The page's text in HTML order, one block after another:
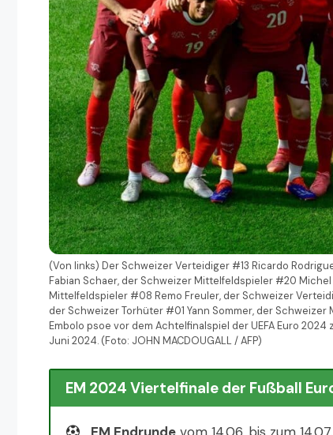
(Von links) Der Schweizer Verteidiger #13 Ricardo
Fabian Schaer, der Schweizer Mittelfeldspieler #20
Mittelfeldspieler #08 Remo Freuler, der Schweizer
der Schweizer Torhüter #01 Yann Sommer, der
Embolo psoe vor dem Achtelfinalspiel der UEFA Euro
Juni 2024. (Foto: JOHN MACDOUGALL / AFP)
EM 2024 Viertelfinale der Fußball